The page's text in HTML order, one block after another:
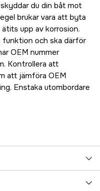
du din båt mot
brukar vara att byta
upp av korrosion.
funktion och ska därför
OEM nummer
Kontrollera att
att jämföra OEM
Enstaka utombordare
5000070666